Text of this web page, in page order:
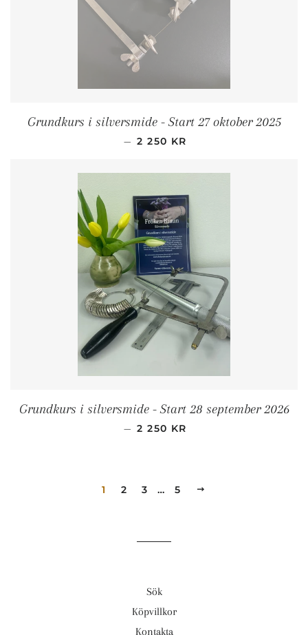
Grundkurs i silversmide - Start 27 oktober 2025
— ORDINARIE PRIS
2 250 KR
Grundkurs i silversmide - Start 28 september 2026
— ORDINARIE PRIS
2 250 KR
1 2 3 … 5
Sök
Köpvillkor
Kontakta